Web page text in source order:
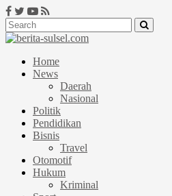
Home
News
Daerah
Nasional
Politik
Pendidikan
Bisnis
Travel
Otomotif
Hukum
Kriminal